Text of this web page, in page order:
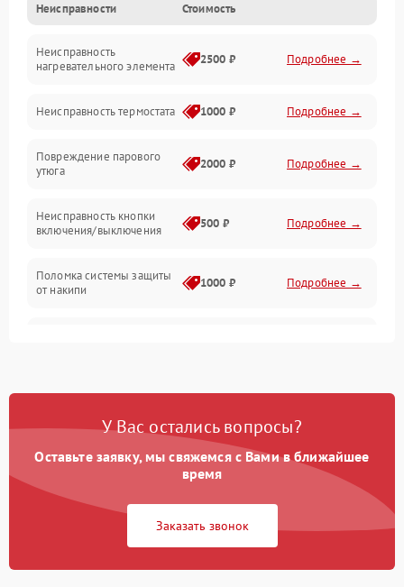
Пар
Герметичность
Электроника/Механические
Неисправности Стоимость
Неисправность
нагревательного элемента
2500 ₽ Подробнее →
Неисправность термостата 1000 ₽ Подробнее →
Повреждение парового
утюга
2000 ₽ Подробнее →
Неисправность кнопки
включения/выключения
500 ₽ Подробнее →
Поломка системы защиты
от накипи
1000 ₽ Подробнее →
Поломка системы
Неисправность системы
2000 ₽ Подробнее →
Поломка сетевого шнура 500 ₽ Подробнее →
Неисправность системы
У Вас остались вопросы?
Оставьте заявку, мы свяжемся с Вами в ближайшее
время
Заказать звонок